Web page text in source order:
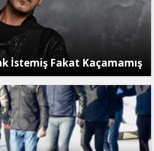
İstemiş Fakat Kaçamamış